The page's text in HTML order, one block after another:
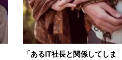
「あるIT社長と関係してしま